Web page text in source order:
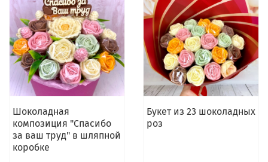
Шоколадная
композиция "Спасибо
за ваш труд" в шляпной
коробке
Букет из 23 шоколадных
роз